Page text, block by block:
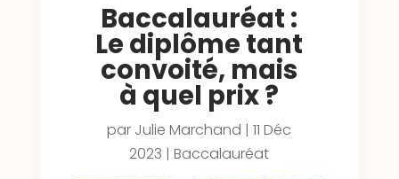
Baccalauréat :
Le diplôme tant
convoité, mais
à quel prix ?
par Julie Marchand |11 Déc
2023 |Baccalauréat